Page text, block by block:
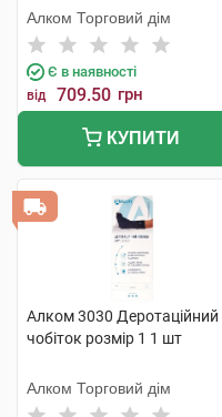
Алком Торговий дім
Є в наявності
від 709.50 грн
КУПИТИ
Алком 3030 Деротаційний
чобіток розмір 1 1 шт
Алком Торговий дім